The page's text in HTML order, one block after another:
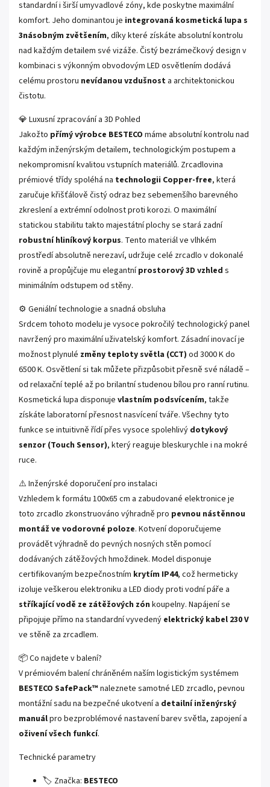
standardní i širší umyvadlové zóny, kde poskytne maximální
komfort. Jeho dominantou je integrovaná kosmetická lupa s
3násobným zvětšením, díky které získáte absolutní kontrolu
nad každým detailem své vizáže. Čistý bezrámečkový design v
kombinaci s výkonným obvodovým LED osvětlením dodává
celému prostoru nevídanou vzdušnost a architektonickou
čistotu.
💎 Luxusní zpracování a 3D Pohled
Jakožto přímý výrobce BESTECO máme absolutní kontrolu nad
každým inženýrským detailem, technologickým postupem a
nekompromisní kvalitou vstupních materiálů. Zrcadlovina
prémiové třídy spoléhá na technologii Copper-free, která
zaručuje křišťálově čistý odraz bez sebemenšího barevného
zkreslení a extrémní odolnost proti korozi. O maximální
statickou stabilitu takto majestátní plochy se stará zadní
robustní hliníkový korpus. Tento materiál ve vlhkém
prostředí absolutně nerezaví, udržuje celé zrcadlo v dokonalé
rovině a propůjčuje mu elegantníprostorový 3D vzhled s
minimálním odstupem od stěny.
⚙️ Geniální technologie a snadná obsluha
Srdcem tohoto modelu je vysoce pokročilý technologický panel
navržený pro maximální uživatelský komfort. Zásadní inovací je
možnost plynulé změny teploty světla (CCT) od 3000 K do
6500 K. Osvětlení si tak můžete přizpůsobit přesně své náladě –
od relaxační teplé až po brilantní studenou bílou pro ranní rutinu.
Kosmetická lupa disponuje vlastním podsvícením, takže
získáte laboratorní přesnost nasvícení tváře. Všechny tyto
funkce se intuitivně řídí přes vysoce spolehlivý dotykový
senzor (Touch Sensor), který reaguje bleskurychle i na mokré
ruce.
⚠️ Inženýrské doporučení pro instalaci
Vzhledem k formátu 100x65 cm a zabudované elektronice je
toto zrcadlo zkonstruováno výhradně pro pevnou nástěnnou
montáž ve vodorovné poloze. Kotvení doporučujeme
provádět výhradně do pevných nosných stěn pomocí
dodávaných zátěžových hmoždinek. Model disponuje
certifikovaným bezpečnostním krytím IP44, což hermeticky
izoluje veškerou elektroniku a LED diody proti vodní páře a
stříkající vodě ze zátěžových zón koupelny. Napájení se
připojuje přímo na standardní vyvedený elektrický kabel 230 V
ve stěně za zrcadlem.
📦 Co najdete v balení?
V prémiovém balení chráněném naším logistickým systémem
BESTECO SafePack™naleznete samotné LED zrcadlo, pevnou
montážní sadu na bezpečné ukotvení a detailní inženýrský
manuálpro bezproblémové nastavení barev světla, zapojení a
oživení všech funkcí.
Technické parametry
🏷️ Značka: BESTECO